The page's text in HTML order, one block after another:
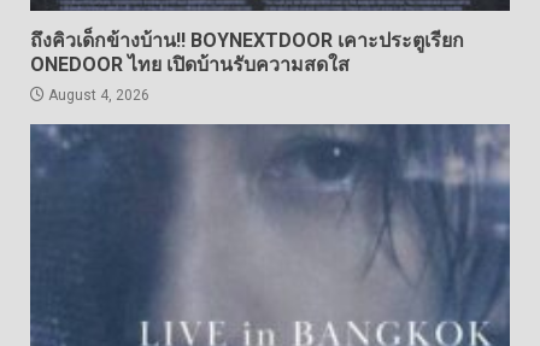
ถึงคิวเด็กข้างบ้าน!! BOYNEXTDOOR เคาะประตูเรียก
ONEDOOR ไทย เปิดบ้านรับความสดใส
August 4, 2026